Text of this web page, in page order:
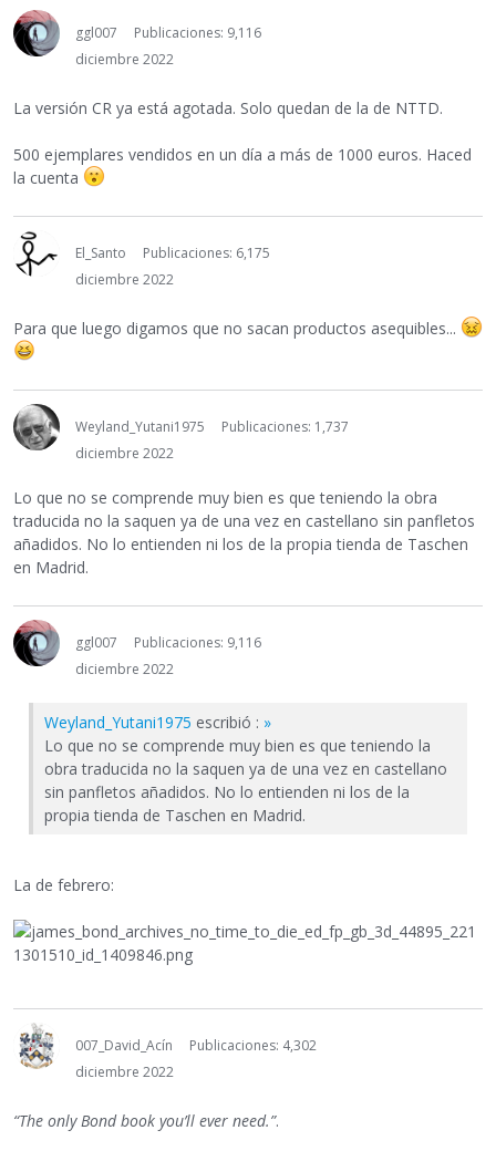
ggl007
Publicaciones: 9,116
diciembre 2022
La versión CR ya está agotada. Solo quedan de la de NTTD.
500 ejemplares vendidos en un día a más de 1000 euros. Haced
la cuenta
El_Santo
Publicaciones: 6,175
diciembre 2022
Para que luego digamos que no sacan productos asequibles...
Weyland_Yutani1975
Publicaciones: 1,737
diciembre 2022
Lo que no se comprende muy bien es que teniendo la obra
traducida no la saquen ya de una vez en castellano sin panfletos
añadidos. No lo entienden ni los de la propia tienda de Taschen
en Madrid.
ggl007
Publicaciones: 9,116
diciembre 2022
Weyland_Yutani1975 escribió : »
Lo que no se comprende muy bien es que teniendo la
obra traducida no la saquen ya de una vez en castellano
sin panfletos añadidos. No lo entienden ni los de la
propia tienda de Taschen en Madrid.
La de febrero:
007_David_Acín
Publicaciones: 4,302
diciembre 2022
“The only Bond book you’ll ever need.”.